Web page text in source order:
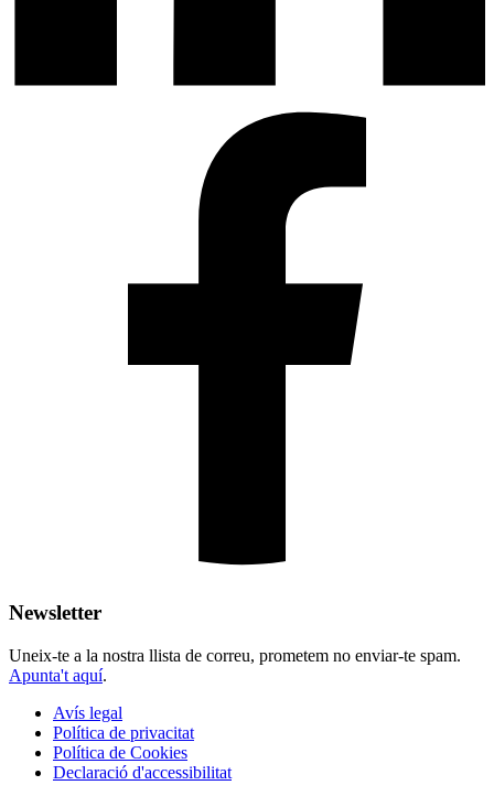
Newsletter
Uneix-te a la nostra llista de correu, prometem no enviar-te spam.
Apunta't aquí.
Avís legal
Política de privacitat
Política de Cookies
Declaració d'accessibilitat